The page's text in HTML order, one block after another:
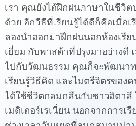
เรา คุณยังได้ฝึกฝนภาษาในชีวิต
ด้วย อีกวีธีที่เรียนรู้ได้ดีก็คือเมื่อเ
ลองนำออกมาฝึกฝนนอกห้องเรี
เยี่ยม กับพาสต้าที่ปรุงมาอย่างดี
ไปกับวัฒนธรรม คุณก็จะพัฒนาท
เรียนรู้วิธีคิด และไมตรีจิตรของ
ได้ใช้ชีวิตกลมกลืนกับชาวอิตาลี
เมดิเตอร์เรเนี่ยน นอกจากการเ